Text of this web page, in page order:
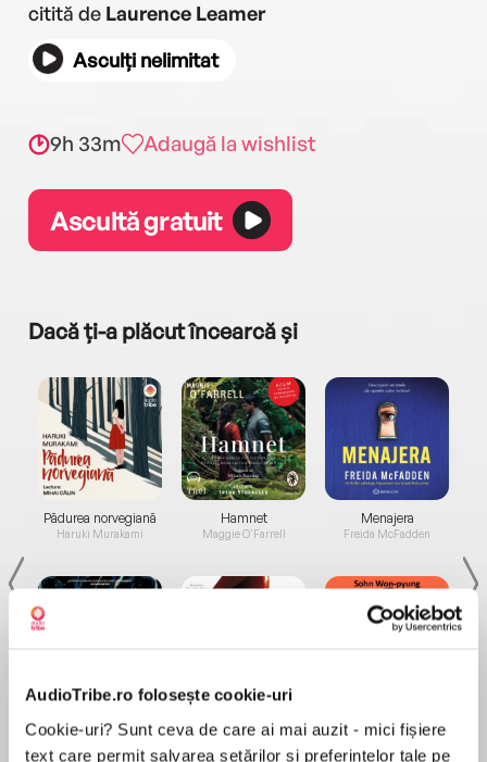
AudioTribe.ro folosește cookie-uri
Cookie-uri? Sunt ceva de care ai mai auzit - mici fișiere
text care permit salvarea setărilor și preferințelor tale pe
citită de Laurence Leamer
Asculți nelimitat
9h 33m Adaugă la wishlist
Ascultă gratuit
Dacă ți-a plăcut încearcă și
Pădurea norvegiană
Haruki Murakami
de...
Dani Francis
Hamnet
Maggie O'Farrell
la...
Lauren Weisberger
Menajera
Freida McFadden
Sohn Won-pyung